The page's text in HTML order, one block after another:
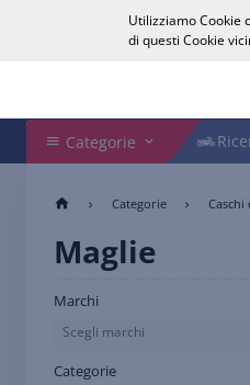
Categorie
Categorie Caschi
Maglie
Marchi
Scegli marchi
Categorie
Utilizziamo Cookie
di questi Cookie